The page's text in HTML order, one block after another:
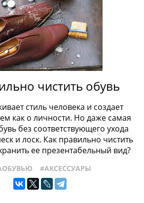
чистить обувь
стиль человека и создает
как о личности. Но даже самая
без соответствующего ухода
и лоск. Как правильно чистить
ее презентабельный вид?
#АКСЕССУАРЫ